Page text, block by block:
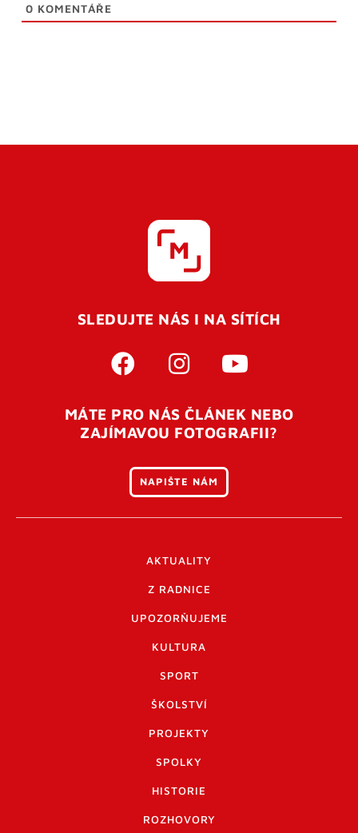
0 KOMENTÁŘE
SLEDUJTE NÁS I NA SÍTÍCH
MÁTE PRO NÁS ČLÁNEK NEBO
ZAJÍMAVOU FOTOGRAFII?
NAPIŠTE NÁM
AKTUALITY
Z RADNICE
UPOZORŇUJEME
KULTURA
SPORT
ŠKOLSTVÍ
PROJEKTY
SPOLKY
HISTORIE
ROZHOVORY